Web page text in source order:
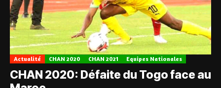
Actualité CHAN 2020 CHAN 2021 Equipes Nationales
CHAN 2020: Défaite du Togo face au